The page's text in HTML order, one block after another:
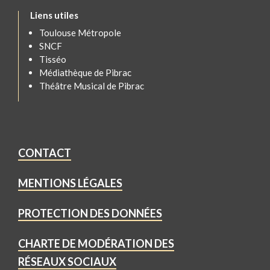
Liens utiles
Toulouse Métropole
SNCF
Tisséo
Médiathèque de Pibrac
Théâtre Musical de Pibrac
CONTACT
MENTIONS LÉGALES
PROTECTION DES DONNÉES
CHARTE DE MODÉRATION DES
RÉSEAUX SOCIAUX